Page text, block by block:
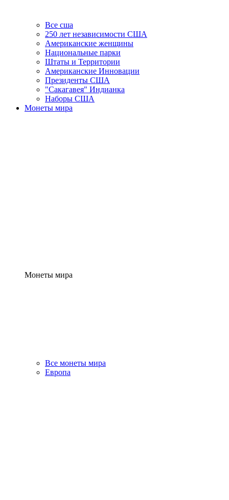
Все сша
250 лет независимости США
Американские женщины
Национальные парки
Штаты и Территории
Американские Инновации
Президенты США
"Сакагавея" Индианка
Наборы США
Монеты мира
Монеты мира
Все монеты мира
Европа